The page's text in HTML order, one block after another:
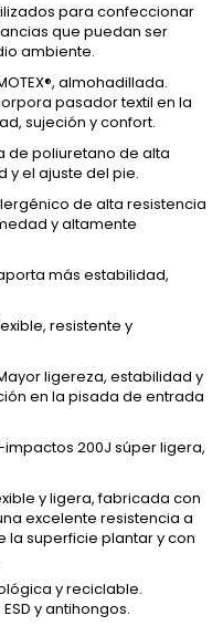
para confeccionar
que puedan ser
ambiente.
almohadillada.
pasador textil en la
sujeción y confort.
de poliuretano de alta
y el ajuste del pie.
de alta resistencia
y altamente
más estabilidad,
resistente y
Mayor ligereza, estabilidad y
en la pisada de entrada
200J súper ligera,
y ligera, fabricada con
excelente resistencia a
la superficie plantar y con
y reciclable.
y antihongos.